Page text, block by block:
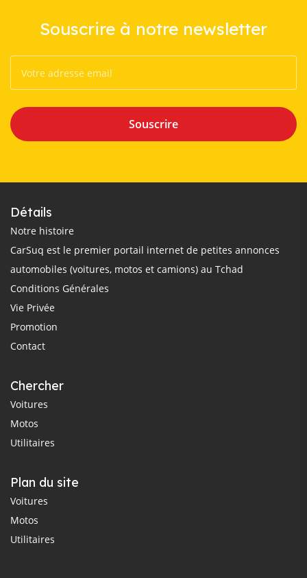
Souscrire à notre newsletter
Souscrire
Détails
Notre histoire
CarSuq est le premier portail internet de petites annonces
automobiles (voitures, motos et camions) au Tchad
Conditions Générales
Vie Privée
Promotion
Contact
Chercher
Voitures
Motos
Utilitaires
Plan du site
Voitures
Motos
Utilitaires